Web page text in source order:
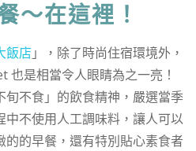
～在這裡！
飯店」，除了時尚住宿環境外，
也是相當令人眼睛為之一亮！
旬不食」的飲食精神，嚴選當季
不使用人工調味料，讓人可以
的早餐，還有特別貼心素食者